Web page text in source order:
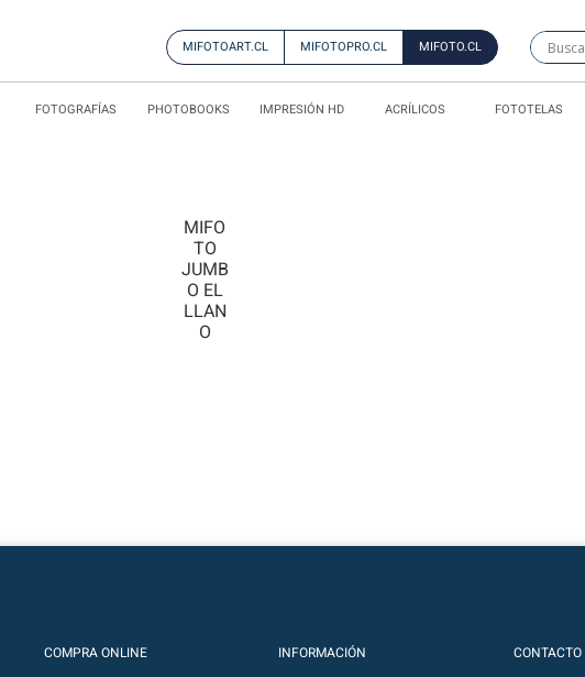
MIFOTOART.CL MIFOTOPRO.CL MIFOTO.CL
FOTOGRAFÍAS PHOTOBOOKS IMPRESIÓN HD ACRÍLICOS FOTOTELAS
MIFO
TO
JUMB
O EL
LLAN
O
COMPRA ONLINE INFORMACIÓN CONTACTO